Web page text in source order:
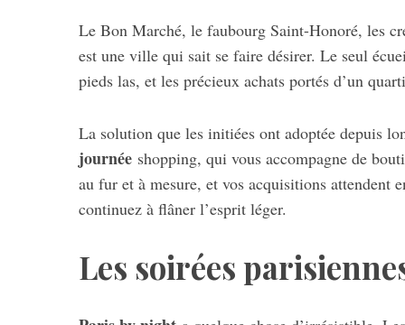
Le Bon Marché, le faubourg Saint-Honoré, les
est une ville qui sait se faire désirer. Le seul
pieds las, et les précieux achats portés d’un
La solution que les initiées ont adoptée depuis
journée shopping, qui vous accompagne de
au fur et à mesure, et vos acquisitions attendent
continuez à flâner l’esprit léger.
Les soirées